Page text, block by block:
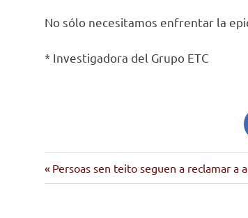
No sólo necesitamos enfrentar la
* Investigadora del Grupo ETC
Navegación
Entrada
anterior:
Persoas sen teito seguen a reclamar a